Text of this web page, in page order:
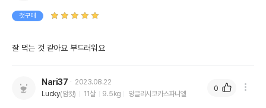
첫구매
잘 먹는 것 같아요 부드러워요
Nari37
2023.08.22
Lucky(암컷) 11살 9.5kg 잉글리시코카스파니엘
0